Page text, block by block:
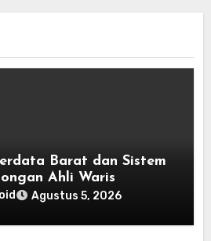
Barat dan Sistem
Ahli Waris
Agustus 5, 2026